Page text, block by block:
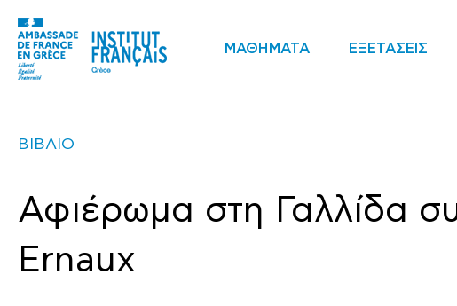
ΜΑΘΗΜΑΤΑ ΕΞΕΤΑΣΕΙΣ
ΒΙΒΛΙΟ
Αφιέρωμα στη Γαλλίδα
Ernaux